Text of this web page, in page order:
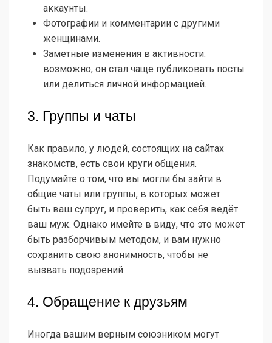
аккаунты.
Фотографии и комментарии с другими
женщинами.
Заметные изменения в активности:
возможно, он стал чаще публиковать посты
или делиться личной информацией.
3. Группы и чаты
Как правило, у людей, состоящих на сайтах
знакомств, есть свои круги общения.
Подумайте о том, что вы могли бы зайти в
общие чаты или группы, в которых может
быть ваш супруг, и проверить, как себя ведёт
ваш муж. Однако имейте в виду, что это может
быть разборчивым методом, и вам нужно
сохранить свою анонимность, чтобы не
вызвать подозрений.
4. Обращение к друзьям
Иногда вашим верным союзником могут